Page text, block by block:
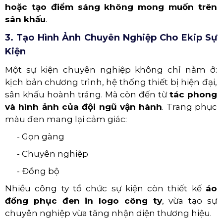
hoặc tạo điểm sáng không mong muốn trên
sân khấu.
3. Tạo Hình Ảnh Chuyên Nghiệp Cho Ekip Sự
Kiện
Một sự kiện chuyên nghiệp không chỉ nằm ở:
kịch bản chương trình, hệ thống thiết bị hiện đại,
sân khấu hoành tráng. Mà còn đến từtác phong
và hình ảnh của đội ngũ vận hành. Trang phục
màu đen mang lại cảm giác:
- Gọn gàng
- Chuyên nghiệp
- Đồng bộ
Nhiều công ty tổ chức sự kiện còn thiết kế áo
đồng phục đen in logo công ty, vừa tạo sự
chuyên nghiệp vừa tăng nhận diện thương hiệu.